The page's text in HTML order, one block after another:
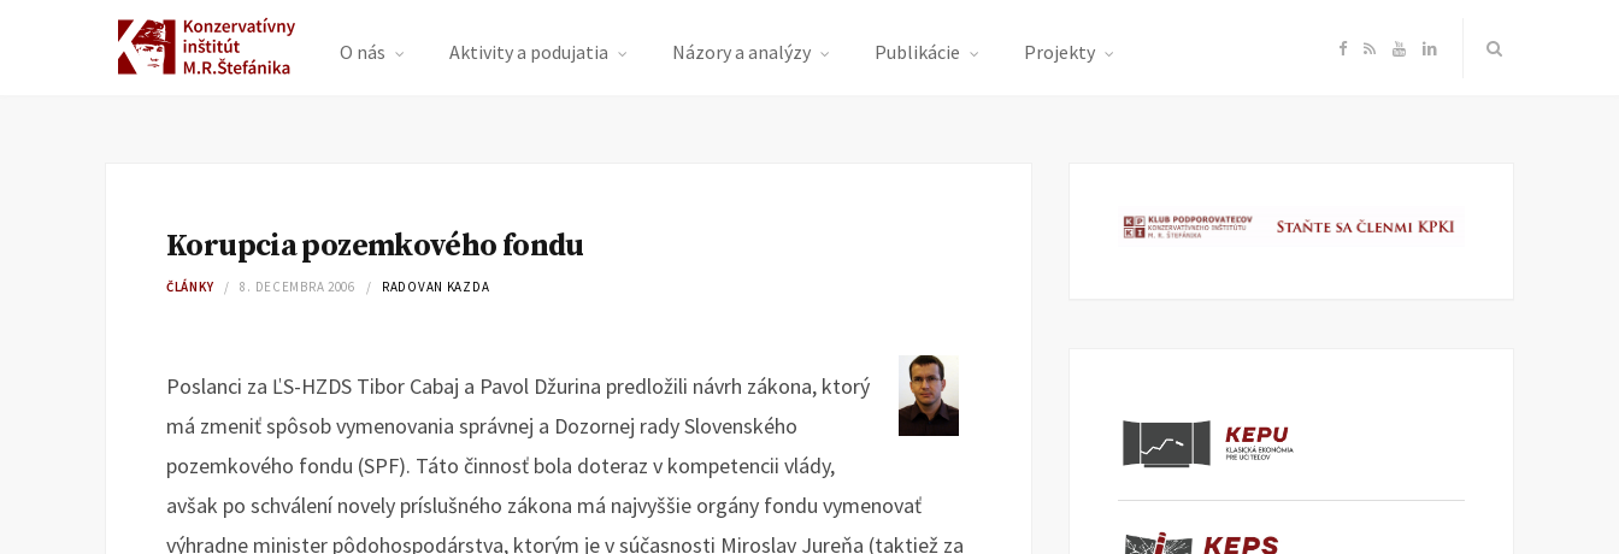
O nás Aktivity a podujatia Názory a analýzy Publikácie Projekty F
e
R Y
T
L
k
Korupcia pozemkového fondu
ČLÁNKY 8. DECEMBRA 2006 RADOVAN KAZDA
Poslanci za ĽS-HZDS Tibor Cabaj a Pavol Džurina predložili návrh zákona, ktorý
má zmeniť spôsob vymenovania správnej a Dozornej rady Slovenského
pozemkového fondu (SPF). Táto činnosť bola doteraz v kompetencii vlády,
avšak po schválení novely príslušného zákona má najvyššie orgány fondu vymenovať
výhradne minister pôdohospodárstva, ktorým je v súčasnosti Miroslav Jureňa (taktiež za